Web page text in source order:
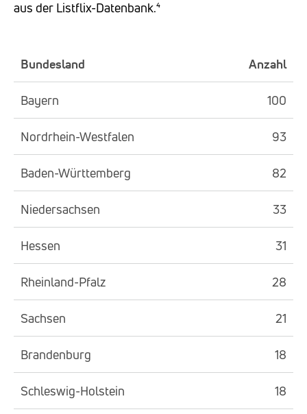
aus der Listflix-Datenbank.⁴
Bundesland Anzahl
Bayern 100
Nordrhein-Westfalen 93
Baden-Württemberg 82
Niedersachsen 33
Hessen 31
Rheinland-Pfalz 28
Sachsen 21
Brandenburg 18
Schleswig-Holstein 18